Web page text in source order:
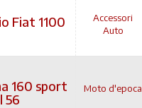
Fiat 1100
Accessori
Auto
160 sport
56
Moto d'epoca